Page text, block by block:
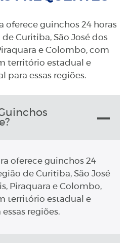
oferece guinchos 24 horas
Curitiba, São José dos
e Colombo, com
território estadual e
para essas regiões.
oferece guinchos 24
de Curitiba, São José
Piraquara e Colombo,
território estadual e
regiões.